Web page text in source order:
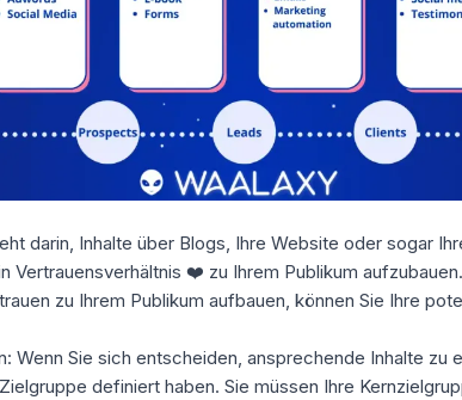
darin, Inhalte über Blogs, Ihre Website oder sogar
Vertrauensverhältnis ❤️ zu Ihrem Publikum
zu Ihrem Publikum aufbauen, können Sie Ihre
Wenn Sie sich entscheiden, ansprechende Inhalte zu
definierthaben. Sie müssen Ihre